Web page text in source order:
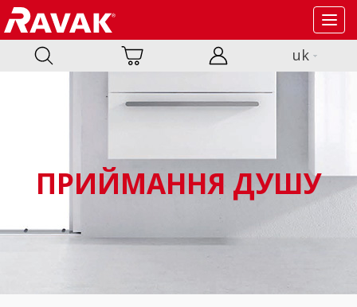
uk
ПРИЙМАННЯ ДУШУ